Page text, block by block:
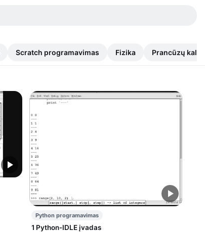
Scratch programavimas Fizika Prancūzų kalba
Python programavimas
1 Python-IDLE įvadas